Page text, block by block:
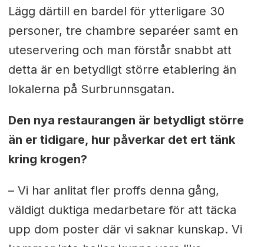
Lägg därtill en bardel för ytterligare 30
personer, tre chambre separéer samt en
uteservering och man förstår snabbt att
detta är en betydligt större etablering än
lokalerna på Surbrunnsgatan.
Den nya restaurangen är betydligt större
än er tidigare, hur påverkar det ert tänk
kring krogen?
– Vi har anlitat fler proffs denna gång,
väldigt duktiga medarbetare för att täcka
upp dom poster där vi saknar kunskap. Vi